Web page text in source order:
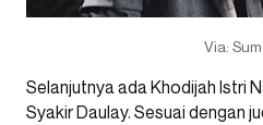
Via:
Selanjutnya ada Khodijah Istri
Syakir Daulay. Sesuai dengan